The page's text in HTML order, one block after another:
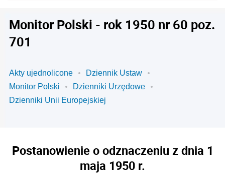
Monitor Polski - rok 1950 nr 60 poz.
701
Akty ujednolicone
Dziennik Ustaw
Monitor Polski
Dzienniki Urzędowe
Dzienniki Unii Europejskiej
Postanowienie o odznaczeniu z dnia 1
maja 1950 r.